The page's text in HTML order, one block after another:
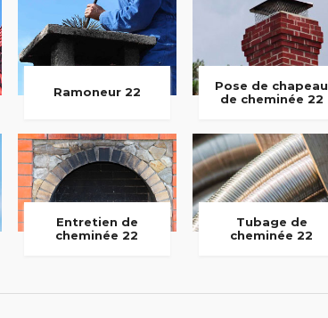
Ramoneur 22
Pose de chapeau
de cheminée 22
Entretien de
cheminée 22
Tubage de
cheminée 22